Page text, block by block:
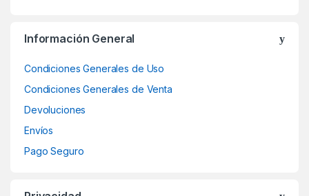
Información General
Condiciones Generales de Uso
Condiciones Generales de Venta
Devoluciones
Envíos
Pago Seguro